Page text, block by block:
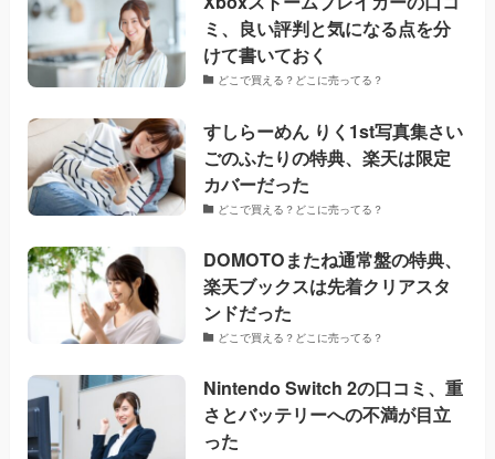
ミ、良い評判と気になる点を分
けて書いておく
どこで買える？どこに売ってる？
すしらーめん りく1st写真集さい
ごのふたりの特典、楽天は限定
カバーだった
どこで買える？どこに売ってる？
DOMOTOまたね通常盤の特典、
楽天ブックスは先着クリアスタ
ンドだった
どこで買える？どこに売ってる？
Nintendo Switch 2の口コミ、重
さとバッテリーへの不満が目立
った